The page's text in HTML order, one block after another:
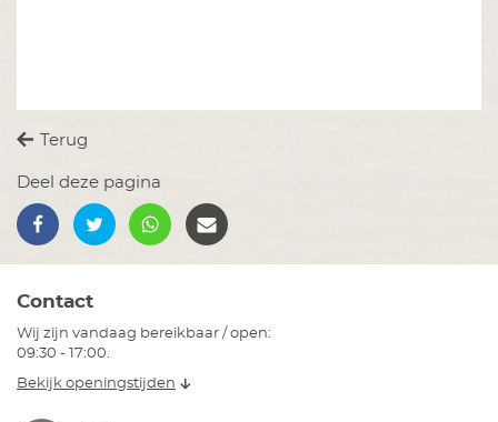
Terug
Deel deze pagina
Contact
Wij zijn vandaag bereikbaar / open:
09:30 - 17:00.
Bekijk openingstijden